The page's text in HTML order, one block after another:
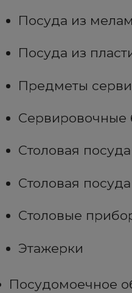
Посуда из
Посуда из
Предметы
Сервировочные
Столовая
Столовая
Столовые
Этажерки
Посудомоечное